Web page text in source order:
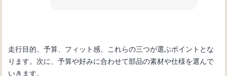
走行目的、予算、フィット感、これらの三つが選ぶポイントとな
ります。次に、予算や好みに合わせて部品の素材や仕様を選んで
いきます。